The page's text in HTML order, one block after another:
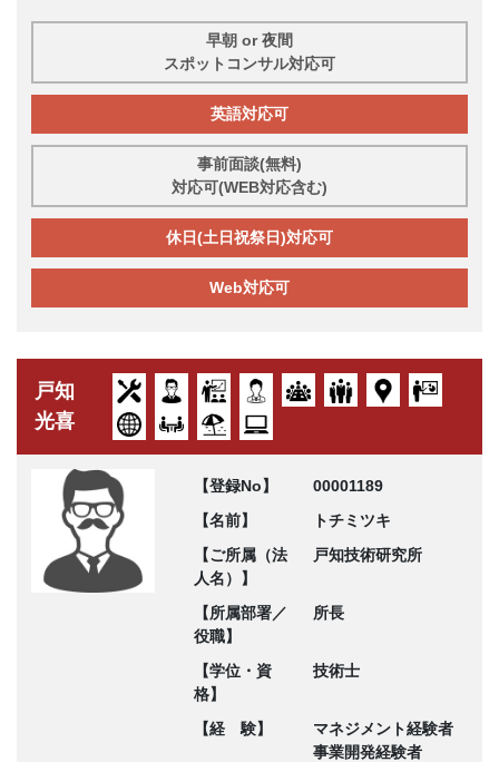
早朝 or 夜間
スポットコンサル対応可
英語対応可
事前面談(無料)
対応可(WEB対応含む)
休日(土日祝祭日)対応可
Web対応可
戸知
光喜
【登録No】
00001189
【名前】
トチミツキ
【ご所属（法
人名）】
戸知技術研究所
【所属部署／
役職】
所長
【学位・資
格】
技術士
【経 験】
マネジメント経験者
事業開発経験者